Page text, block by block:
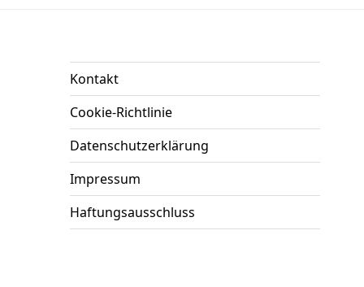
Kontakt
Cookie-Richtlinie
Datenschutzerklärung
Impressum
Haftungsausschluss